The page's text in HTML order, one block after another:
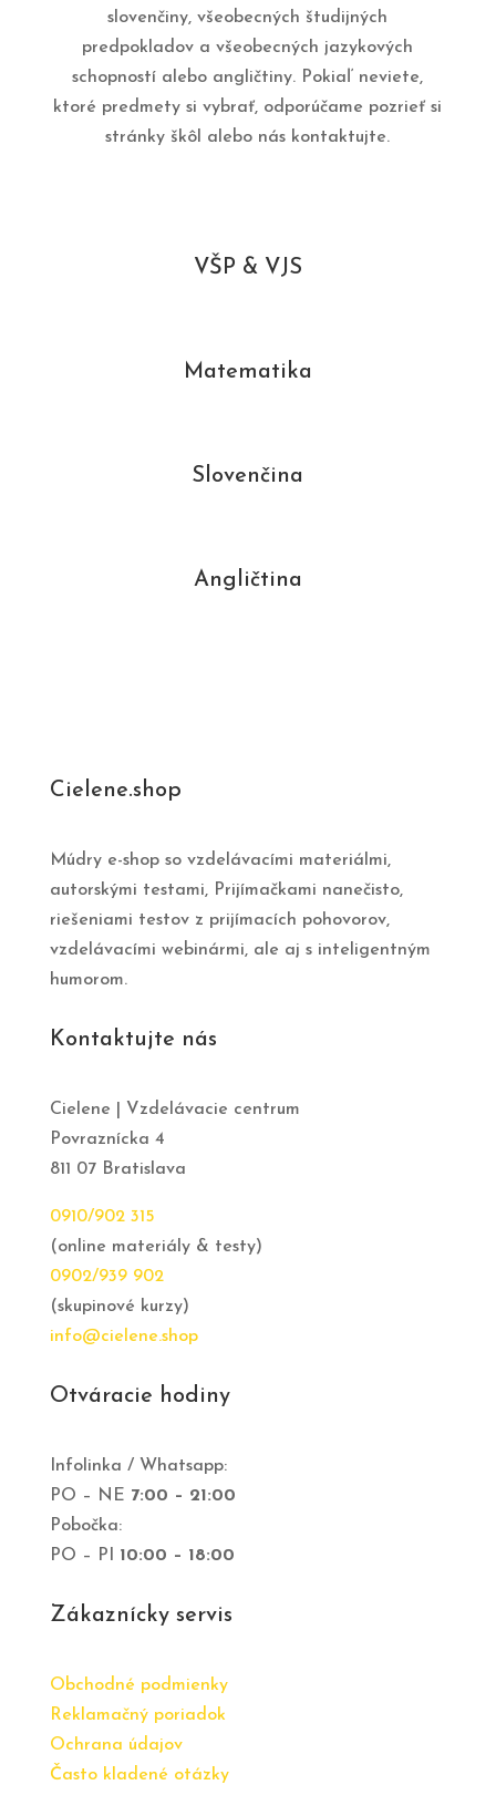
slovenčiny, všeobecných študijných
predpokladov a všeobecných jazykových
schopností alebo angličtiny. Pokiaľ neviete,
ktoré predmety si vybrať, odporúčame pozrieť si
stránky škôl alebo nás kontaktujte.
VŠP & VJS
Matematika
Slovenčina
Angličtina
Cielene.shop
Múdry e-shop so vzdelávacími materiálmi,
autorskými testami, Prijímačkami nanečisto,
riešeniami testov z prijímacích pohovorov,
vzdelávacími webinármi, ale aj s inteligentným
humorom.
Kontaktujte nás
Cielene | Vzdelávacie centrum
Povraznícka 4
811 07 Bratislava
0910/902 315
(online materiály & testy)
0902/939 902
(skupinové kurzy)
info@cielene.shop
Otváracie hodiny
Infolinka / Whatsapp:
PO – NE 7:00 – 21:00
Pobočka:
PO – PI 10:00 – 18:00
Zákaznícky servis
Obchodné podmienky
Reklamačný poriadok
Ochrana údajov
Často kladené otázky